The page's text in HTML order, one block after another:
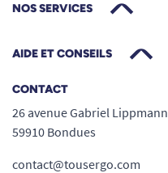
NOS SERVICES
AIDE ET CONSEILS
CONTACT
26 avenue Gabriel Lippmann
59910 Bondues
contact@tousergo.com